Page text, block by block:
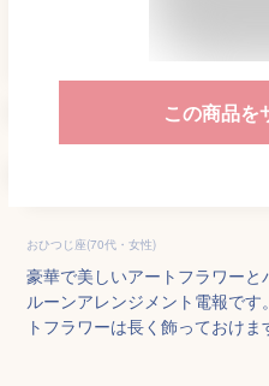
この商品を
おひつじ座(70代・女性)
豪華で美しいアートフラワー
ルーンアレンジメント電報で
トフラワーは長く飾っておけま